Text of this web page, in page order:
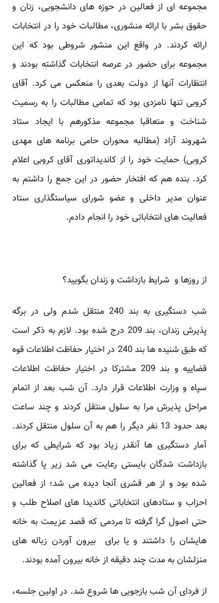
مجموعه ای از فعالین در حوزه های دانشجویی، زنان و
حقوق بشر با ارائه منشوری، مطالبات خود را در انتخابات
ارائه کردند. در واقع این منشور شروطی بود که این
مجموعه برای حضور در عرصه انتخابات گذاشته بودند و
انتظارات آنها از دولت بعدی را منعکس می کرد. آقای
کروبی تنها نامزدی بود که تمامی مطالبات را به رسمیت
شناخت و متعاقبا مجموعه مذکورهم با ایجاد ستاد
شهروند آزاد (مطالبه محوران حامی برنامه های مهدی
کروبی) حمایت خود را از کاندیداتوری آقای کروبی اعلام
کرد. بنده هم که افتخار حضور در این جمع را داشتم به
عنوان مدیر داخلی و عضو شورای سیاستگذاری ستاد
فعالیت های انتخاباتی خود را انجام دادم.
از روزها و شرایط بازداشت و زندان بگویید؟
شب دستگیری به بند 240 منتقل شدم ولی در برگه
پذیرش زندان، بند 209 درج شده بود. لازم به ذکر است
که طبق شنیده ها بند 240 در اختیار حفاظت اطلاعات قوه
قضاییه و بند 209 مشترکا در اختیار حفاظت اطلاعات
سپاه و وزارت اطلاعات قرار دارد. آن شب بعد از اتمام
مراحل پذیرش مرا به سلول منتقل کردند و چند ساعت
بعد حدود 13 نفر دیگر را هم به آن سلول منتقل کردند.
آمار دستگیری ها آنقدر زیاد بود که شرایطی که برای
بازداشت شدگان بایستی رعایت می شد زیر پا گذاشته
شده بود و از هر قشری آنجا دیده می شد؛ از فعالین
احزاب و ستادهای انتخاباتی کاندیدا های اصلاح طلب و
حتی اصول گرا گرفته تا مردمی که قصد عزیمت به خانه
هایشان را داشتند و یا برای بیرون آوردن زباله های
منزلشان به مدت چند دقیقه از خانه بیرون آمده بودند.
از فردای آن شب بازجویی ها شروع شد. در اولین جلسه،